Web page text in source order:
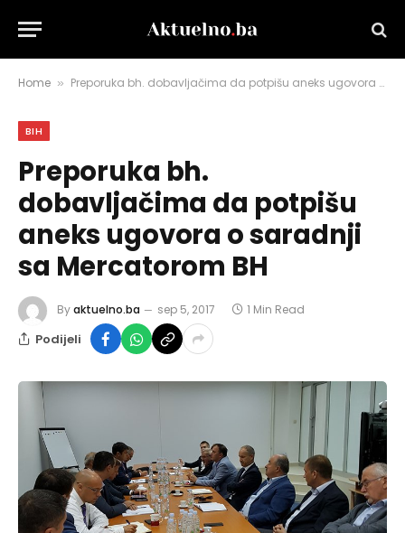
Home » Preporuka bh. dobavljačima da potpišu aneks ugovora o saradnji sa Mercatorom BH
BIH
Preporuka bh.
dobavljačima da potpišu
aneks ugovora o saradnji
sa Mercatorom BH
Byaktuelno.ba sep 5, 2017 1 Min Read
Podijeli